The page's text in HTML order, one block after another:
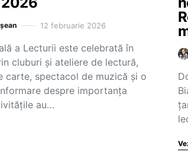
12 februarie 2026
a Lecturii este celebrată în
cluburi și ateliere de lectură,
carte, spectacol de muzică și o
despre importanța
au…